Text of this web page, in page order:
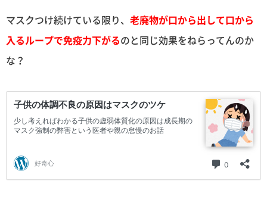
マスクつけ続けている限り、 老廃物が口から出して口から
入るループで免疫力下がるのと同じ効果をねらってんのか
な？